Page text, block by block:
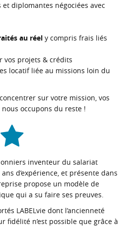
diplomantes négociées avec
au réel y compris frais liés
vos projets & crédits
locatif liée au missions loin du
concentrer sur votre mission, vos
occupons du reste !
inventeur du salariat
d’expérience, et présente dans
propose un modèle de
qui a su faire ses preuves.
LABELvie dont l’ancienneté
fidélité n’est possible que grâce à